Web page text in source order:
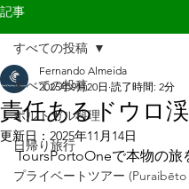
記事
すべての投稿
ポルトガル料理
日帰り旅行
プライベートツアー (Puraibēto
すべての投稿
責任あるドウロ
Fernando Almeida
2025年9月20日 読了時間: 2分
更新日： 2025年11月14日
ToursPortoOneで本物の旅